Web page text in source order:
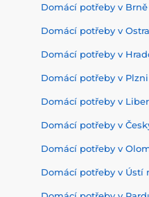
Domácí potřeby v Brně
Domácí potřeby v
Domácí potřeby v
Domácí potřeby v Plzni
Domácí potřeby v
Domácí potřeby v
Domácí potřeby v
Domácí potřeby v Ústí